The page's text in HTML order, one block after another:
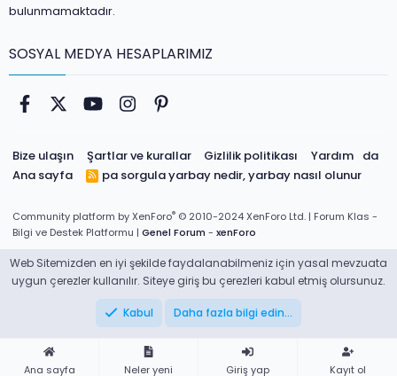
bulunmamaktadır.
SOSYAL MEDYA HESAPLARIMIZ
Facebook
Twitter youtubeInstagram
Bize ulaşın Şartlar ve kurallar Gizlilik politikası
Yardım
Ana sayfa
da
pa sorgulayarbay nedir, yarbay nasıl olunur
R
S
Community platform by XenForo® © 2010-2024 XenForo Ltd. | Forum Klas -
Bilgi ve Destek Platformu | Genel Forum - xenForo
Web Sitemizden en iyi şekilde faydalanabilmeniz için yasal mevzuata
uygun çerezler kullanılır. Siteye giriş bu çerezleri kabul etmiş olursunuz.
Kabul Daha fazla bilgi edin…
Ana sayfa Neler yeni Giriş yap Kayıt ol